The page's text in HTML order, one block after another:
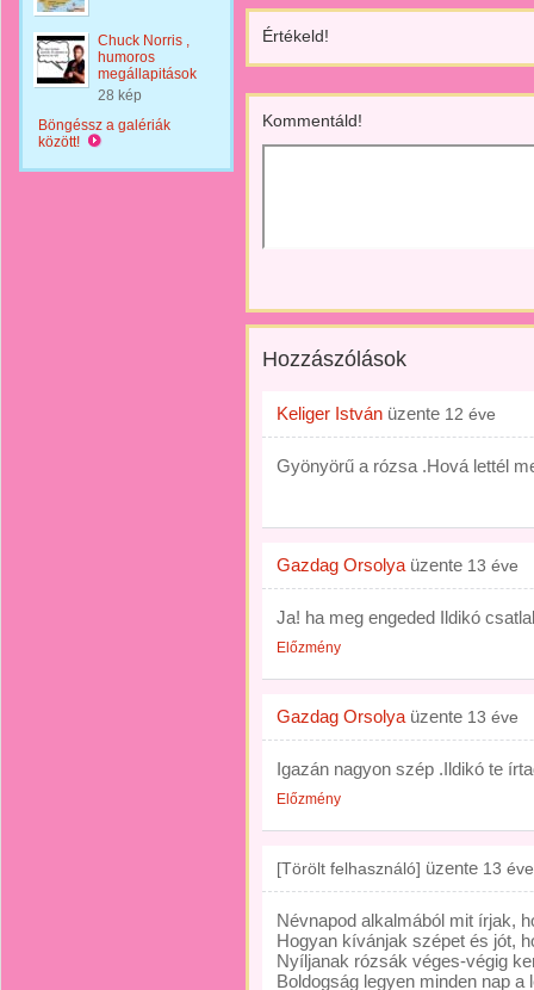
Chuck Norris ,
humoros
megállapitások
28 kép
Böngéssz a galériák
között!
Értékeld!
Kommentáld!
Hozzászólások
Keliger István üzente 12 éve
Gyönyörű a rózsa .Hová lettél
Gazdag Orsolya üzente 13 éve
Ja! ha meg engeded Ildikó
Előzmény
Gazdag Orsolya üzente 13 éve
Igazán nagyon szép .Ildikó te
Előzmény
[Törölt felhasználó] üzente 13 éve
Névnapod alkalmából mit írjak,
Hogyan kívánjak szépet és jót,
Nyíljanak rózsák véges-végig
Boldogság legyen minden nap a